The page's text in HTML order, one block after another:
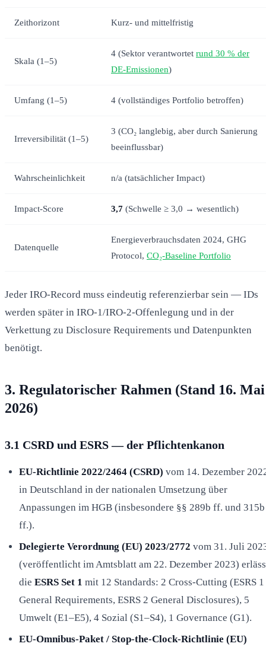
Zeithorizont Kurz- und mittelfristig
Skala (1–5)
4 (Sektor verantwortet rund 30 % der
DE-Emissionen)
Umfang (1–5) 4 (vollständiges Portfolio betroffen)
Irreversibilität (1–5)
3 (CO₂ langlebig, aber durch Sanierung
beeinflussbar)
Wahrscheinlichkeit n/a (tatsächlicher Impact)
Impact-Score 3,7 (Schwelle ≥ 3,0 → wesentlich)
Datenquelle
Energieverbrauchsdaten 2024, GHG
Protocol, CO₂-Baseline Portfolio
Jeder IRO-Record muss eindeutig referenzierbar sein — IDs
werden später in IRO-1/IRO-2-Offenlegung und in der
Verkettung zu Disclosure Requirements und Datenpunkten
benötigt.
3. Regulatorischer Rahmen (Stand 16. Mai
2026)
3.1 CSRD und ESRS — der Pflichtenkanon
EU-Richtlinie 2022/2464 (CSRD) vom 14. Dezember
in Deutschland in der nationalen Umsetzung über
Anpassungen im HGB (insbesondere §§ 289b ff. und 315b
ff.).
Delegierte Verordnung (EU) 2023/2772 vom 31. Juli
(veröffentlicht im Amtsblatt am 22. Dezember 2023)
die ESRS Set 1 mit 12 Standards: 2 Cross-Cutting (ESRS 1
General Requirements, ESRS 2 General Disclosures), 5
Umwelt (E1–E5), 4 Sozial (S1–S4), 1 Governance (G1).
EU-Omnibus-Paket / Stop-the-Clock-Richtlinie (EU)